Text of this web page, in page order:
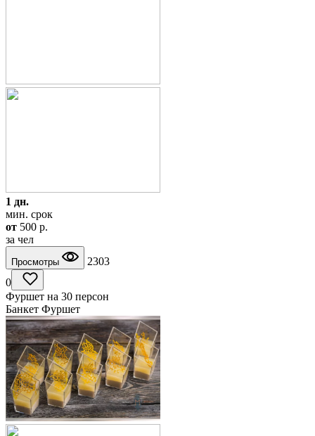
1 дн.
мин. срок
от 500 p.
за чел
Просмотры
2303
0
Фуршет на 30 персон
Банкет Фуршет